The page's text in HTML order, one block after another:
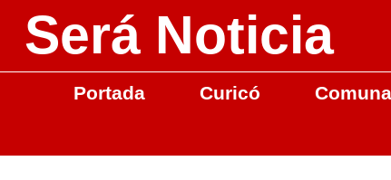
Será Noticia
Portada Curicó